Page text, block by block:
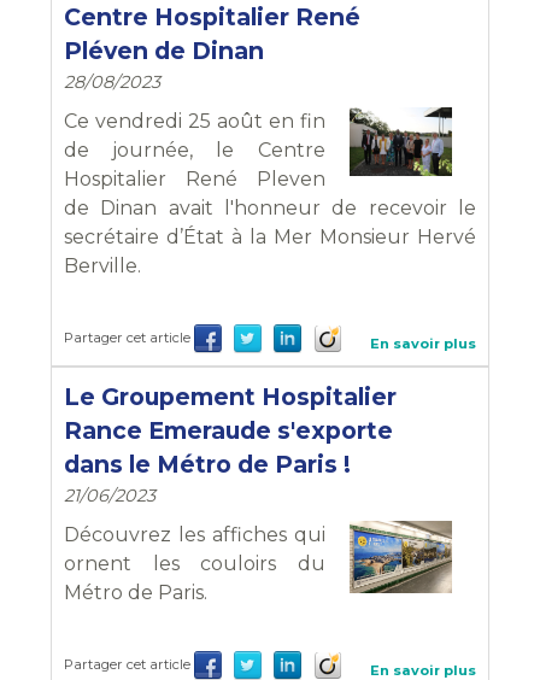
Centre Hospitalier René
Pléven de Dinan
28/08/2023
Ce vendredi 25 août en fin
de journée, le Centre
Hospitalier René Pleven
de Dinan avait l'honneur de recevoir le
secrétaire d’État à la Mer Monsieur Hervé
Berville.
Partager cet article En savoir plus
Le Groupement Hospitalier
Rance Emeraude s'exporte
dans le Métro de Paris !
21/06/2023
Découvrez les affiches qui
ornent les couloirs du
Métro de Paris.
Partager cet article En savoir plus